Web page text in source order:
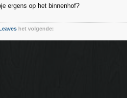
ergens op het binnenhof?
het volgende: